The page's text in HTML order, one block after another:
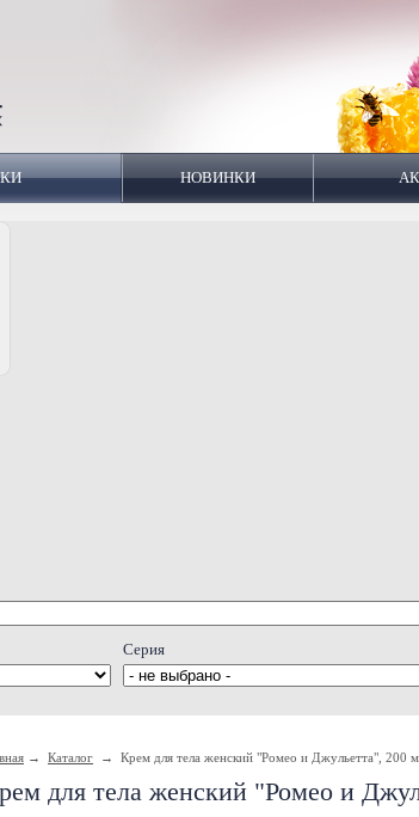
НОВИНКИ
Серия
→ Каталог → Крем для тела женский "Ромео и Джульетта", 200
для тела женский "Ромео и